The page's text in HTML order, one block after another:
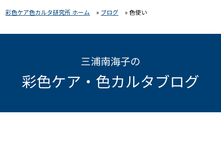
彩色ケア色カルタ研究所 ホーム » ブログ »色使い
三浦南海子の
彩色ケア・色カルタブログ